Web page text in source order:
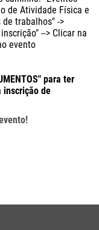
de Atividade Física e
de trabalhos" ->
--> Clicar na
evento
para ter
inscrição de